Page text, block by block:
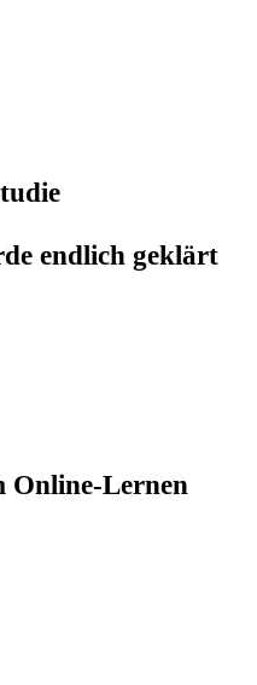
end­lich geklärt
Online-Ler­nen